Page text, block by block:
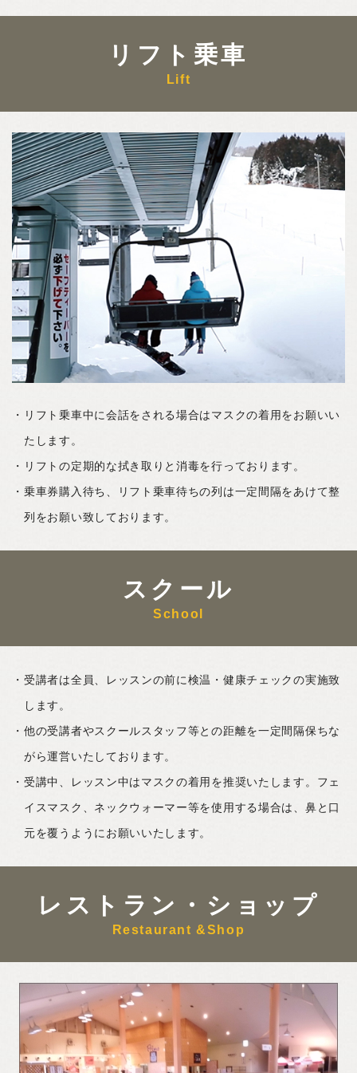
リフト乗車
Lift
リフト乗車中に会話をされる場合はマスクの着用をお願いい
たします。
リフトの定期的な拭き取りと消毒を行っております。
乗車券購入待ち、リフト乗車待ちの列は一定間隔をあけて整
列をお願い致しております。
スクール
School
受講者は全員、レッスンの前に検温・健康チェックの実施致
します。
他の受講者やスクールスタッフ等との距離を一定間隔保ちな
がら運営いたしております。
受講中、レッスン中はマスクの着用を推奨いたします。フェ
イスマスク、ネックウォーマー等を使用する場合は、鼻と口
元を覆うようにお願いいたします。
レストラン・ショップ
Restaurant &Shop